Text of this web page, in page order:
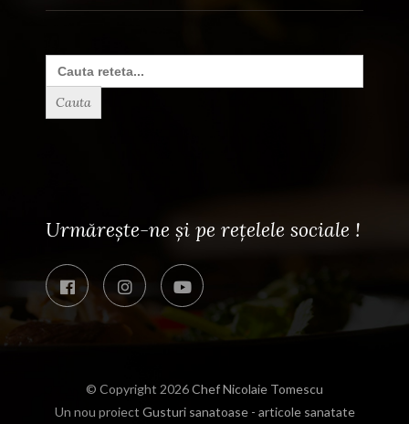
Search
for:
Urmărește-ne și pe rețelele sociale !
© Copyright 2026Chef Nicolaie Tomescu
Un nou proiect Gusturi sanatoase - articole sanatate